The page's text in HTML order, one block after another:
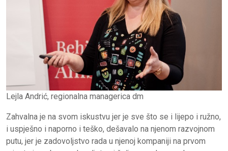
Lejla Andrić, regionalna managerica dm
Zahvalna je na svom iskustvu jer je sve što se i lijepo i ružno,
i uspješno i naporno i teško, dešavalo na njenom razvojnom
putu, jer je zadovoljstvo rada u njenoj kompaniji na prvom